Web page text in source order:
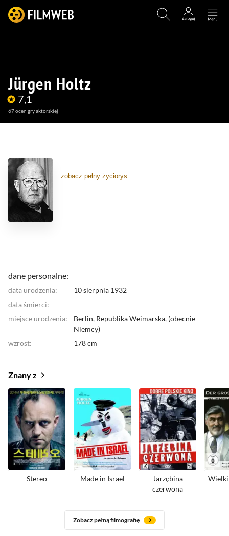
Jürgen Holtz
7,1
67ocen gry aktorskiej
zobacz pełny życiorys
dane personalne:
data urodzenia:
10 sierpnia 1932
data śmierci:
miejsce urodzenia:
Berlin, Republika Weimarska, (obecnie
Niemcy)
wzrost:
178 cm
Znany z
Stereo Made in Israel
Jarzębina
czerwona
Zobacz pełną filmografię